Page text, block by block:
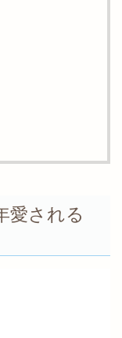
愛される